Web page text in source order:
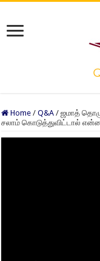
Home / Q&A / ஜமாத்
சலாம் கொடுத்துவிட்டால்